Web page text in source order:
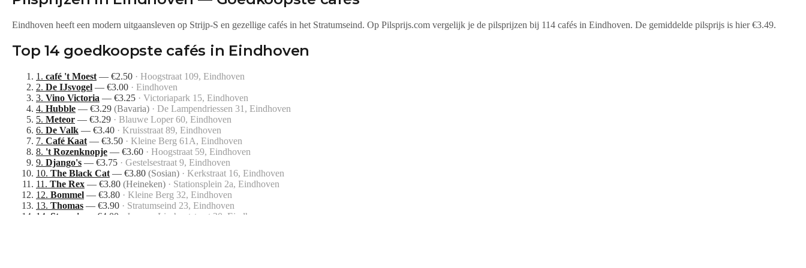
Eindhoven heeft een modern uitgaansleven op Strijp-S en gezellige cafés in het Stratumseind. Op Pilsprijs.com vergelijk je de pilsprijzen bij 114 cafés in Eindhoven. De gemiddelde pilsprijs is hier €3.49.
Top14 goedkoopste cafés in Eindhoven
1 . café 't Moest — €2.50 · Hoogstraat 109, Eindhoven
2. De IJsvogel — €3.00 · Eindhoven
3. Vino Victoria — €3.25 · Victoriapark 15, Eindhoven
4. Hubble — €3.29 (Bavaria) · De Lampendriessen 31, Eindhoven
5. Meteor — €3.29 · Blauwe Loper 60, Eindhoven
6. De Valk — €3.40 · Kruisstraat 89, Eindhoven
7. Café Kaat — €3.50 · Kleine Berg 61A, Eindhoven
8. 't Rozenknopje — €3.60 · Hoogstraat 59, Eindhoven
9. Django's — €3.75 · Gestelsestraat 9, Eindhoven
10. The Black Cat — €3.80 (Sosian) · Kerkstraat 16, Eindhoven
11 . The Rex — €3.80 (Heineken) · Stationsplein 2a, Eindhoven
12. Bommel — €3.80 · Kleine Berg 32, Eindhoven
13. Thomas — €3.90 · Stratumseind 23, Eindhoven
14 Stacey's €4.00
Jan van Lieshoutstraat 30, Eindhoven